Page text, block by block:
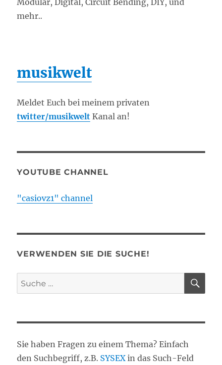
Modular, Digital, Circuit Bending, DIY, und
mehr..
musikwelt
Meldet Euch bei meinem privaten
twitter/musikwelt Kanal an!
YOUTUBE CHANNEL
"casiovz1" channel
VERWENDEN SIE DIE SUCHE!
Suche
nach:
Sie haben Fragen zu einem Thema? Einfach
den Suchbegriff, z.B. SYSEXin das Such-Feld